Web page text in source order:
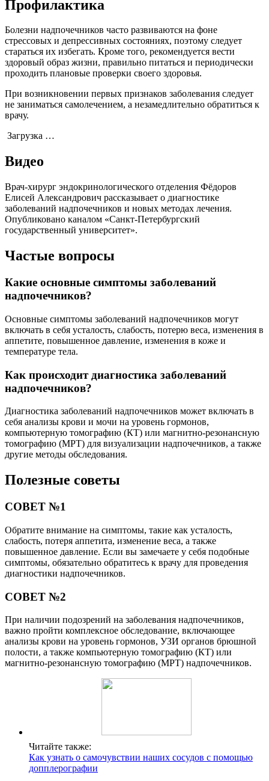
Профилактика
Болезни надпочечников часто развиваются на фоне
стрессовых и депрессивных состояниях, поэтому следует
стараться их избегать. Кроме того, рекомендуется вести
здоровый образ жизни, правильно питаться и периодически
проходить плановые проверки своего здоровья.
При возникновении первых признаков заболевания следует
не заниматься самолечением, а незамедлительно обратиться к
врачу.
Загрузка …
Видео
Врач-хирург эндокринологического отделения Фёдоров
Елисей Александрович рассказывает о диагностике
заболеваний надпочечников и новых методах лечения.
Опубликовано каналом «Санкт-Петербургский
государственный университет».
Частые вопросы
Какие основные симптомы заболеваний
надпочечников?
Основные симптомы заболеваний надпочечников могут
включать в себя усталость, слабость, потерю веса, изменения в
аппетите, повышенное давление, изменения в коже и
температуре тела.
Как происходит диагностика заболеваний
надпочечников?
Диагностика заболеваний надпочечников может включать в
себя анализы крови и мочи на уровень гормонов,
компьютерную томографию (КТ) или магнитно-резонансную
томографию (МРТ) для визуализации надпочечников, а также
другие методы обследования.
Полезные советы
СОВЕТ №1
Обратите внимание на симптомы, такие как усталость,
слабость, потеря аппетита, изменение веса, а также
повышенное давление. Если вы замечаете у себя подобные
симптомы, обязательно обратитесь к врачу для проведения
диагностики надпочечников.
СОВЕТ №2
При наличии подозрений на заболевания надпочечников,
важно пройти комплексное обследование, включающее
анализы крови на уровень гормонов, УЗИ органов брюшной
полости, а также компьютерную томографию (КТ) или
магнитно-резонансную томографию (МРТ) надпочечников.
Читайте также:
Как узнать о самочувствии наших сосудов с помощью
допплерографии